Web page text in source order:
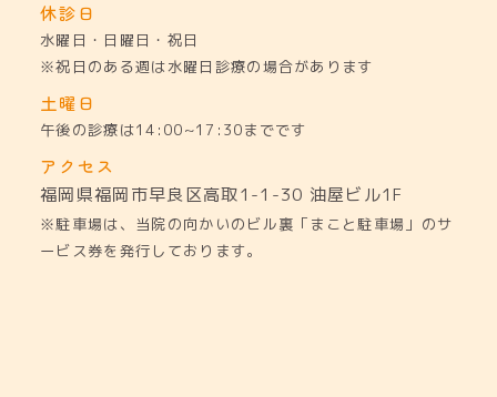
休診日
水曜日・日曜日・祝日
※祝日のある週は水曜日診療の場合があります
土曜日
午後の診療は14:00~17:30までです
アクセス
福岡県福岡市早良区高取1-1-30 油屋ビル1F
※駐車場は、当院の向かいのビル裏「まこと駐車場」のサ
ービス券を発行しております。